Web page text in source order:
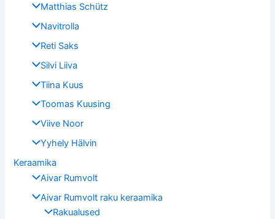
Matthias Schütz
Navitrolla
Reti Saks
Silvi Liiva
Tiina Kuus
Toomas Kuusing
Viive Noor
Yyhely Hälvin
Keraamika
Aivar Rumvolt
Aivar Rumvolt raku keraamika
Rakualused